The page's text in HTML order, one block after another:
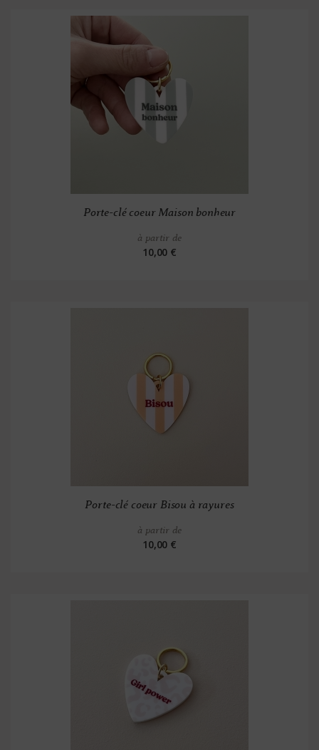
Porte-clé coeur Maison bonheur
à partir de
10,00 €
Porte-clé coeur Bisou à rayures
à partir de
10,00 €